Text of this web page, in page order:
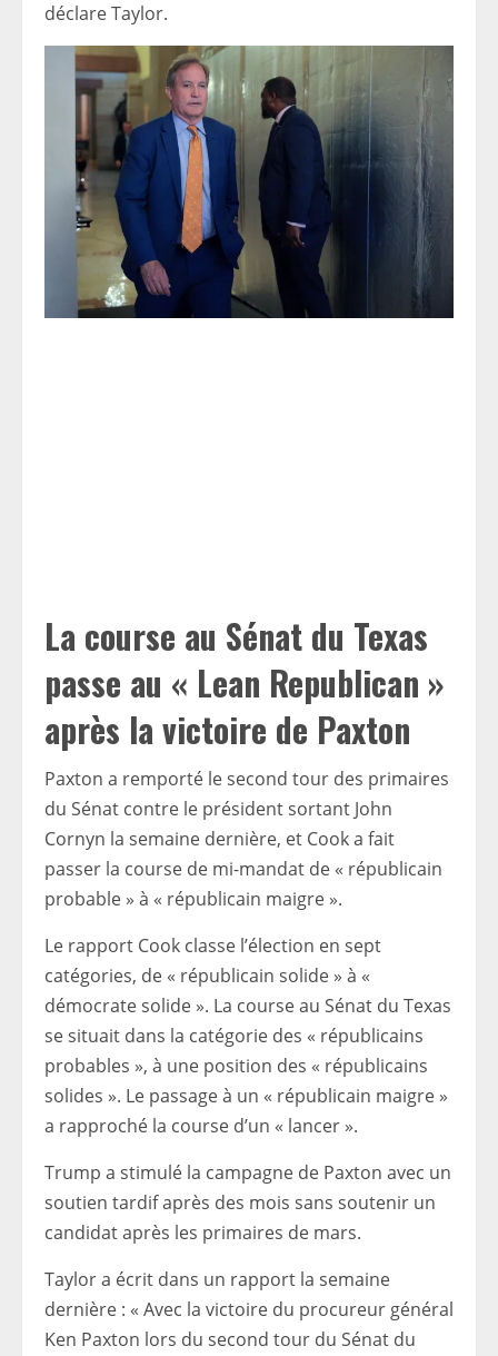
déclare Taylor.
La course au Sénat du Texas
passe au « Lean Republican »
après la victoire de Paxton
Paxton a remporté le second tour des primaires
du Sénat contre le président sortant John
Cornyn la semaine dernière, et Cook a fait
passer la course de mi-mandat de « républicain
probable » à « républicain maigre ».
Le rapport Cook classe l’élection en sept
catégories, de « républicain solide » à «
démocrate solide ». La course au Sénat du Texas
se situait dans la catégorie des « républicains
probables », à une position des « républicains
solides ». Le passage à un « républicain maigre »
a rapproché la course d’un « lancer ».
Trump a stimulé la campagne de Paxton avec un
soutien tardif après des mois sans soutenir un
candidat après les primaires de mars.
Taylor a écrit dans un rapport la semaine
dernière : « Avec la victoire du procureur général
Ken Paxton lors du second tour du Sénat du